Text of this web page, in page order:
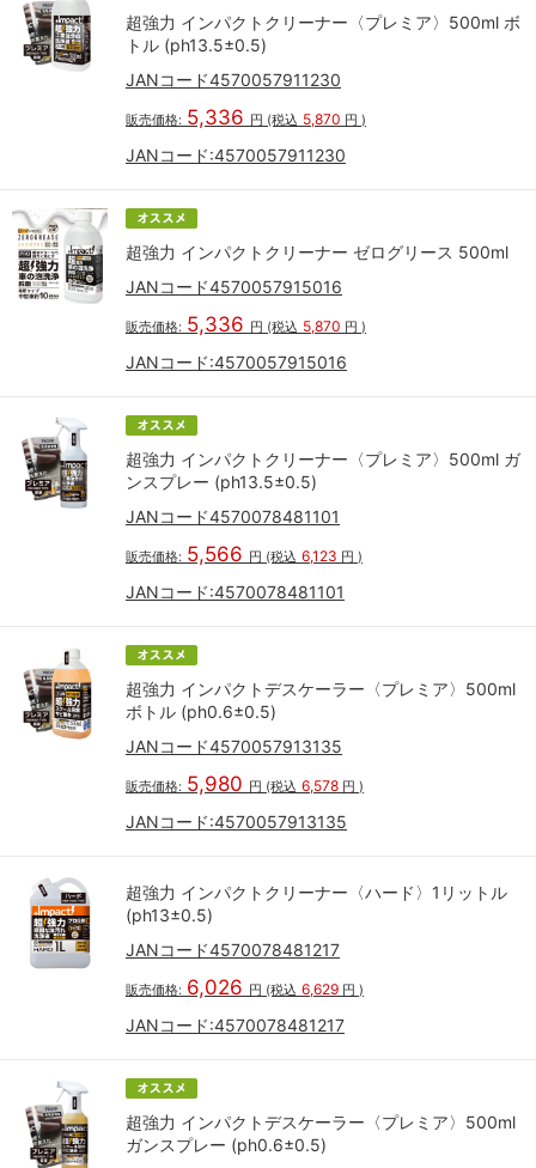
超強力 インパクトクリーナー〈プレミア〉500ml ボ
トル (ph13.5±0.5)
JANコード4570057911230
販売価格: 5,336 円 (税込 5,870 円 )
JANコード:4570057911230
超強力 インパクトクリーナー ゼログリース 500ml
JANコード4570057915016
販売価格: 5,336 円 (税込 5,870 円 )
JANコード:4570057915016
超強力 インパクトクリーナー〈プレミア〉500ml ガ
ンスプレー (ph13.5±0.5)
JANコード4570078481101
販売価格: 5,566 円 (税込 6,123 円 )
JANコード:4570078481101
超強力 インパクトデスケーラー〈プレミア〉500ml
ボトル (ph0.6±0.5)
JANコード4570057913135
販売価格: 5,980 円 (税込 6,578 円 )
JANコード:4570057913135
超強力 インパクトクリーナー〈ハード〉1リットル
(ph13±0.5)
JANコード4570078481217
販売価格: 6,026 円 (税込 6,629 円 )
JANコード:4570078481217
超強力 インパクトデスケーラー〈プレミア〉500ml
ガンスプレー (ph0.6±0.5)